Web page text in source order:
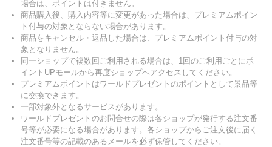
場合は、ポイントは付きません。
商品購入後、購入内容等に変更があった場合は、プレミアムポイン
ト付与の対象とならない場合があります。
商品をキャンセル・返品した場合は、プレミアムポイント付与の対
象となりません。
同一ショップで複数回ご利用される場合は、1回のご利用ごとにポ
イントUPモールから再度ショップへアクセスしてください。
プレミアムポイントはワールドプレゼントのポイントとして景品等
に交換できます。
一部対象外となるサービスがあります。
ワールドプレゼントのお問合せの際は各ショップが発行する注文番
号等が必要になる場合があります。各ショップからご注文後に届く
注文番号等の記載のあるメールを必ず保管してください。